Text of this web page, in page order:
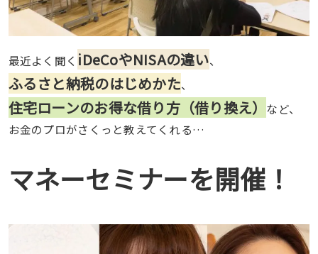
最近よく聞く iDeCoやNISAの違い、
ふるさと納税のはじめかた、
住宅ローンのお得な借り方（借り換え）
など、
お金のプロがさくっと教えてくれる…
マネーセミナーを開催！